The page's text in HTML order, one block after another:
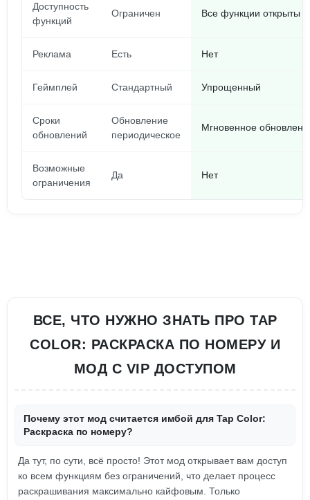
Доступность
функций
Ограничен Все функции открыты
Реклама Есть Нет
Геймплей Стандартный Упрощенный
Сроки
обновлений
Обновление
периодическое
Мгновенное
Возможные
ограничения
Да Нет
ВСЕ, ЧТО НУЖНО ЗНАТЬ ПРО TAP
COLOR: РАСКРАСКА ПО НОМЕРУ И
МОД С VIP ДОСТУПОМ
Почему этот мод считается имбой для Tap Color:
Раскраска по номеру?
Да тут, по сути, всё просто! Этот мод открывает вам доступ
ко всем функциям без ограничений, что делает процесс
раскрашивания максимально кайфовым. Только